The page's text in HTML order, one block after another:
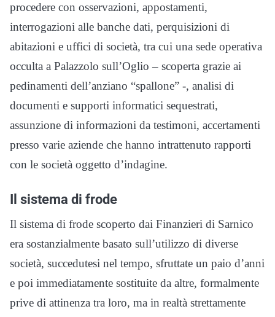
procedere con osservazioni, appostamenti,
interrogazioni alle banche dati, perquisizioni di
abitazioni e uffici di società, tra cui una sede operativa
occulta a Palazzolo sull’Oglio – scoperta grazie ai
pedinamenti dell’anziano “spallone” -, analisi di
documenti e supporti informatici sequestrati,
assunzione di informazioni da testimoni, accertamenti
presso varie aziende che hanno intrattenuto rapporti
con le società oggetto d’indagine.
Il sistema di frode
Il sistema di frode scoperto dai Finanzieri di Sarnico
era sostanzialmente basato sull’utilizzo di diverse
società, succedutesi nel tempo, sfruttate un paio d’anni
e poi immediatamente sostituite da altre, formalmente
prive di attinenza tra loro, ma in realtà strettamente